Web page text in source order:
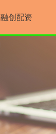
融创配资